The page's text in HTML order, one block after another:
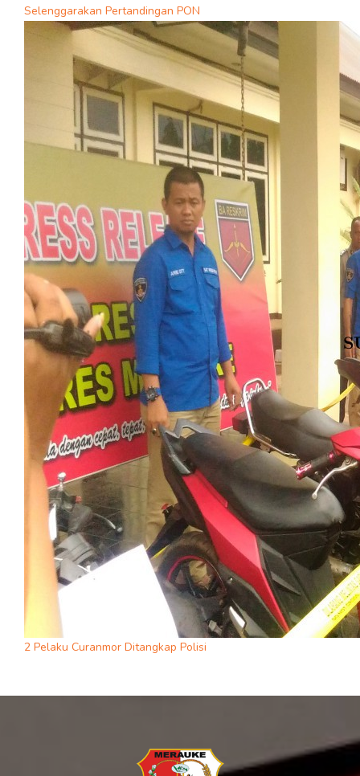
Selenggarakan Pertandingan PON
2 Pelaku Curanmor Ditangkap Polisi